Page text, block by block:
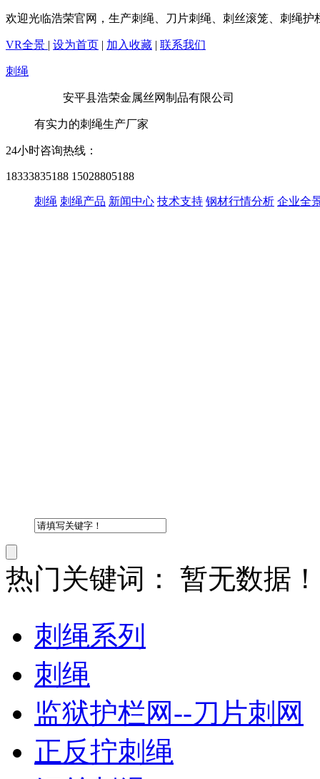
欢迎光临浩荣官网，生产刺绳、刀片刺绳、刺丝滚笼、刺绳护
VR全景 | 设为首页 | 加入收藏 | 联系我们
刺绳
安平县浩荣金属丝网制品有限公司
有实力的刺绳生产厂家
24小时咨询热线：
18333835188 15028805188
刺绳 刺绳产品 新闻中心 技术支持 钢材行情分析 企业全
热门关键词：
暂无数据！
刺绳系列
刺绳
监狱护栏网--刀片刺网
正反拧刺绳